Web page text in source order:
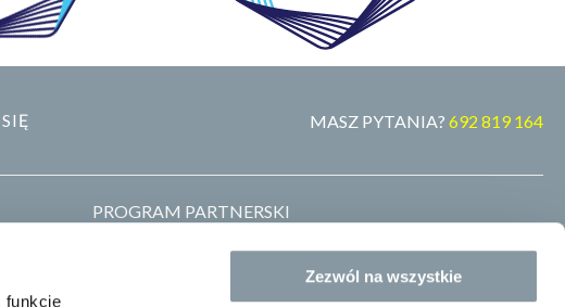
funkcje
Zezwól na wszystkie
MASZ PYTANIA? 692 819 164
PROGRAM PARTNERSKI
ZOSTAŃ DYSTRYBUTOREM